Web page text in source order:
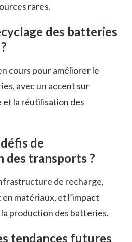
rares.
des batteries
cours pour améliorer le
avec un accent sur
et la réutilisation des
de
des transports ?
de recharge,
matériaux, et l’impact
production des batteries.
tendances futures